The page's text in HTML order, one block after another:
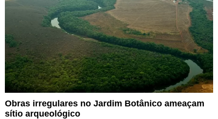
Obras irregulares no Jardim Botânico ameaçam
sítio arqueológico